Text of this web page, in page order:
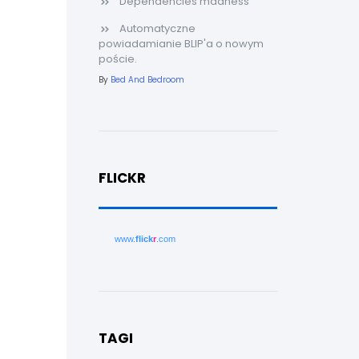
Automatyczne
powiadamianie BLIP'a o nowym
poście.
By Bed And Bedroom
FLICKR
www.flickr .com
TAGI